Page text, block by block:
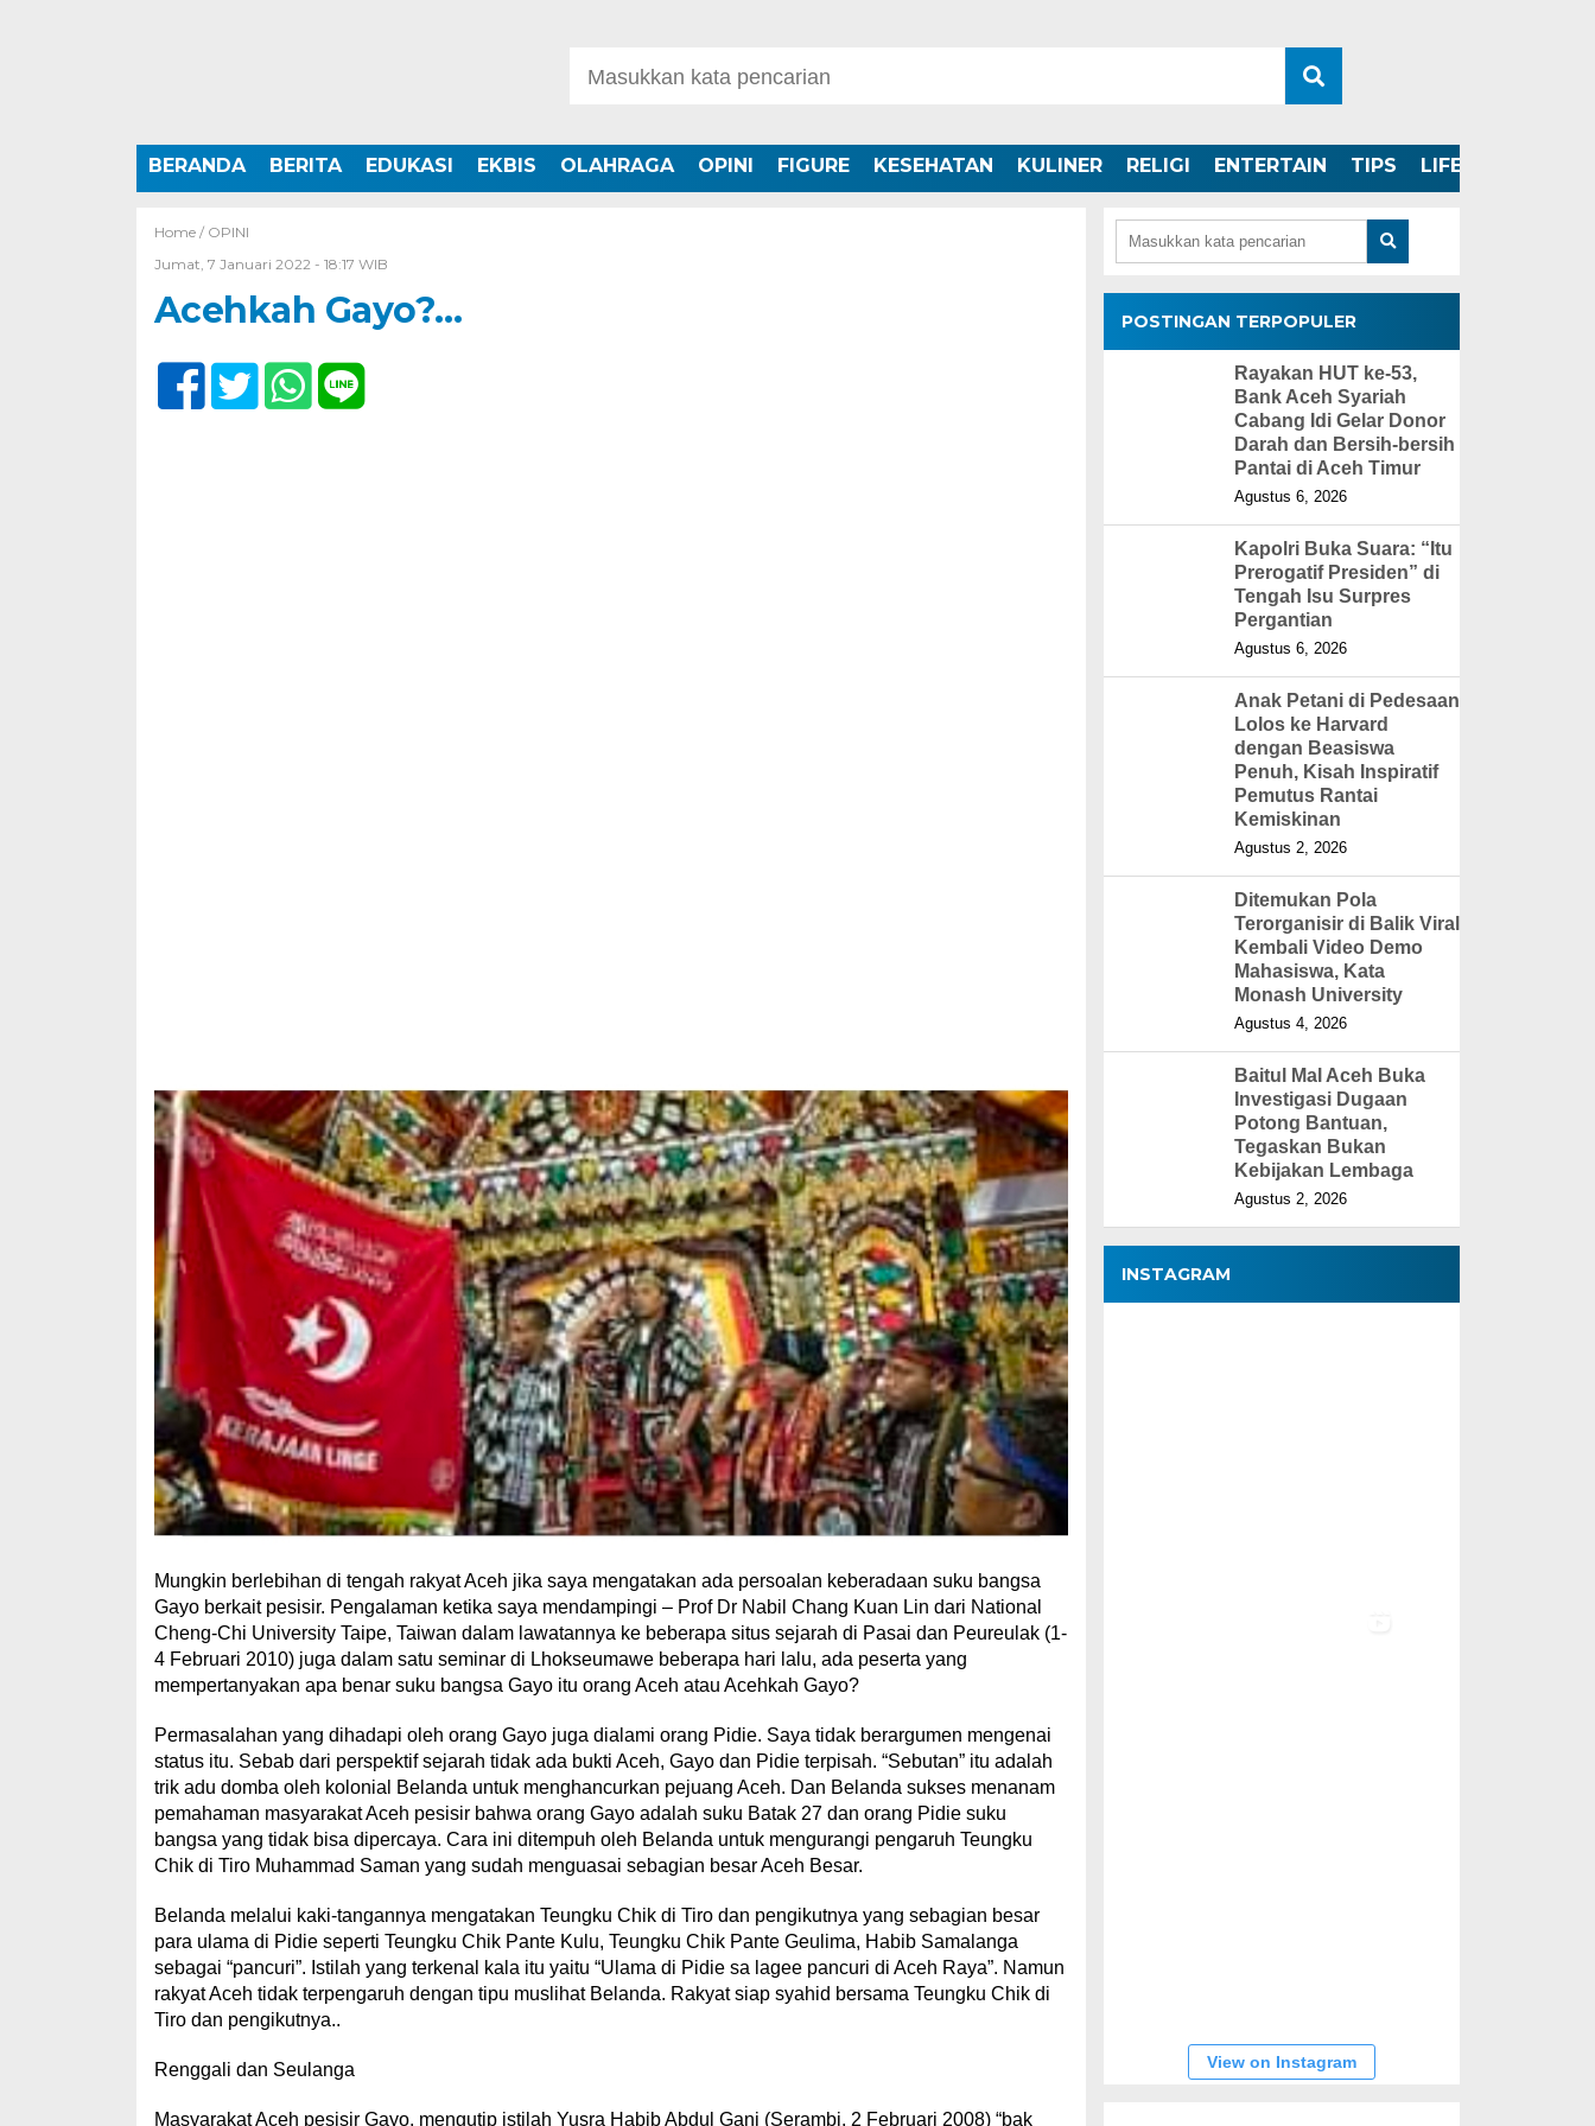
BERANDA BERITA EDUKASI EKBIS OLAHRAGA OPINI FIGURE KESEHATAN KULINER RELIGI ENTERTAIN TIPS LIFESTYLE
Home / OPINI
Jumat, 7 Januari 2022 - 18:17 WIB
Acehkah Gayo?…
Mungkin berlebihan di tengah rakyat Aceh jika saya mengatakan ada persoalan keberadaan suku bangsa
Gayo berkait pesisir. Pengalaman ketika saya mendampingi – Prof Dr Nabil Chang Kuan Lin dari National
Cheng-Chi University Taipe, Taiwan dalam lawatannya ke beberapa situs sejarah di Pasai dan Peureulak (1-
4 Februari 2010) juga dalam satu seminar di Lhokseumawe beberapa hari lalu, ada peserta yang
mempertanyakan apa benar suku bangsa Gayo itu orang Aceh atau Acehkah Gayo?
Permasalahan yang dihadapi oleh orang Gayo juga dialami orang Pidie. Saya tidak berargumen mengenai
status itu. Sebab dari perspektif sejarah tidak ada bukti Aceh, Gayo dan Pidie terpisah. “Sebutan” itu adalah
trik adu domba oleh kolonial Belanda untuk menghancurkan pejuang Aceh. Dan Belanda sukses menanam
pemahaman masyarakat Aceh pesisir bahwa orang Gayo adalah suku Batak 27 dan orang Pidie suku
bangsa yang tidak bisa dipercaya. Cara ini ditempuh oleh Belanda untuk mengurangi pengaruh Teungku
Chik di Tiro Muhammad Saman yang sudah menguasai sebagian besar Aceh Besar.
Belanda melalui kaki-tangannya mengatakan Teungku Chik di Tiro dan pengikutnya yang sebagian besar
para ulama di Pidie seperti Teungku Chik Pante Kulu, Teungku Chik Pante Geulima, Habib Samalanga
sebagai “pancuri”. Istilah yang terkenal kala itu yaitu “Ulama di Pidie sa lagee pancuri di Aceh Raya”. Namun
rakyat Aceh tidak terpengaruh dengan tipu muslihat Belanda. Rakyat siap syahid bersama Teungku Chik di
Tiro dan pengikutnya..
Renggali dan Seulanga
Masyarakat Aceh pesisir Gayo, mengutip istilah Yusra Habib Abdul Gani (Serambi, 2 Februari 2008) “bak
POSTINGAN TERPOPULER
Rayakan HUT ke-53,
Bank Aceh Syariah
Cabang Idi Gelar Donor
Darah dan Bersih-bersih
Pantai di Aceh Timur
Agustus 6, 2026
Kapolri Buka Suara: “Itu
Prerogatif Presiden” di
Tengah Isu Surpres
Pergantian
Agustus 6, 2026
Anak Petani di Pedesaan
Lolos ke Harvard
dengan Beasiswa
Penuh, Kisah Inspiratif
Pemutus Rantai
Kemiskinan
Agustus 2, 2026
Ditemukan Pola
Terorganisir di Balik Viral
Kembali Video Demo
Mahasiswa, Kata
Monash University
Agustus 4, 2026
Baitul Mal Aceh Buka
Investigasi Dugaan
Potong Bantuan,
Tegaskan Bukan
Kebijakan Lembaga
Agustus 2, 2026
INSTAGRAM
View on Instagram